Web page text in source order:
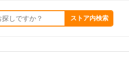
ストア内検索